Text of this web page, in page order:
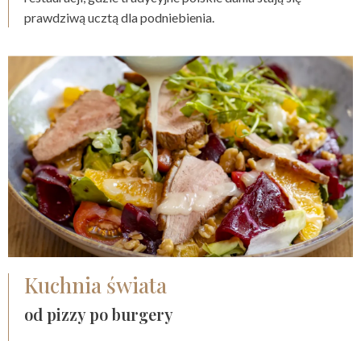
prawdziwą ucztą dla podniebienia.
Kuchnia świata
od pizzy po burgery